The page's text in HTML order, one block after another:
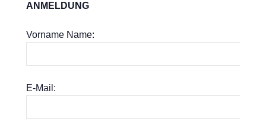
ANMELDUNG
Vorname Name:
E-Mail: